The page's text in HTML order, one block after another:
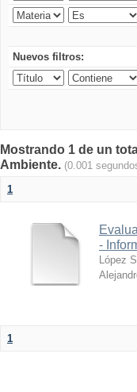
Nuevos filtros:
Mostrando 1 de un
Ambiente. (0.001
1
-
López
1